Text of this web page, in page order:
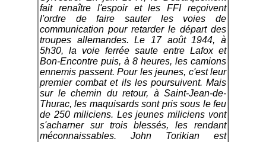
fait renaître l'espoir et les FFI reçoivent
l'ordre de faire sauter les voies de
communication pour retarder le départ des
troupes allemandes. Le 17 août 1944, à
5h30, la voie ferrée saute entre Lafox et
Bon-Encontre puis, à 8 heures, les camions
ennemis passent. Pour les jeunes, c'est leur
premier combat et ils les poursuivent. Mais
sur le chemin du retour, à Saint-Jean-de-
Thurac, les maquisards sont pris sous le feu
de 250 miliciens. Les jeunes miliciens vont
s'acharner sur trois blessés, les rendant
méconnaissables. John Torikian est